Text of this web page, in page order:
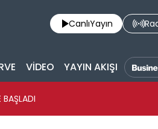
CanlıYayın
VİDEO YAYIN AKIŞI
BAŞLADI